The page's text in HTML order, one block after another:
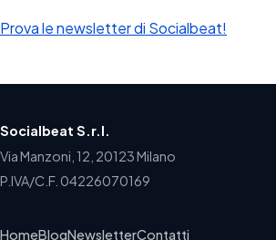
Prova le newsletter di Socialbeat!
Socialbeat S.r.l.
Via Manzoni, 12, 20123 Milano
P.IVA/C.F. 04226070169
HomeBlogNewsletterContatti